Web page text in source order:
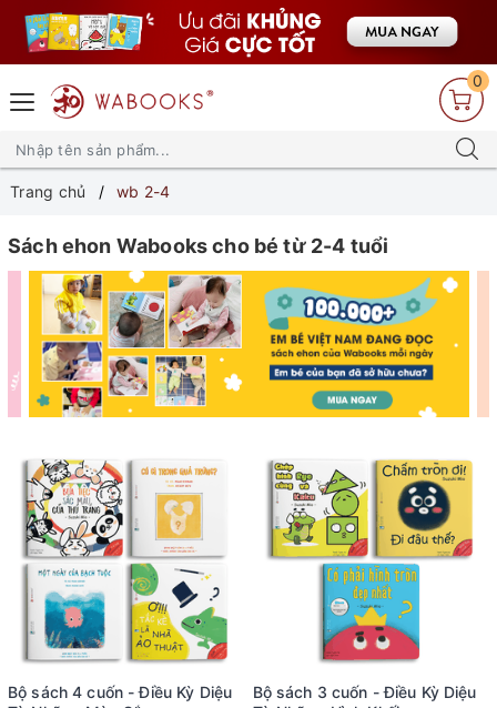
0
Trang chủ wb 2-4
Sách ehon Wabooks cho bé từ 2-4 tuổi
Bộ sách 4 cuốn - Điều Kỳ Diệu
Bộ sách 3 cuốn - Điều Kỳ Diệu